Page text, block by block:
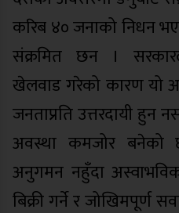
करिब ४० जनाको निधन
संक्रमित छन ।
खेलवाड गरेको कारण यो
जनताप्रति उत्तरदायी हुन
अवस्था कमजोर बनेको
अनुगमन नहुँदा
बिक्री गर्ने र जोखिमपूर्ण